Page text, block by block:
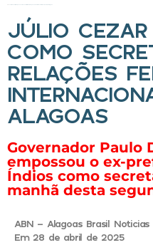
JÚLIO
COMO
RELAÇÕES
ALAGOAS
Governador Paulo
empossou o ex-
Índios como
manhã desta
ABN - Alagoas Brasil Noticias
Em 28 de abril de 2025